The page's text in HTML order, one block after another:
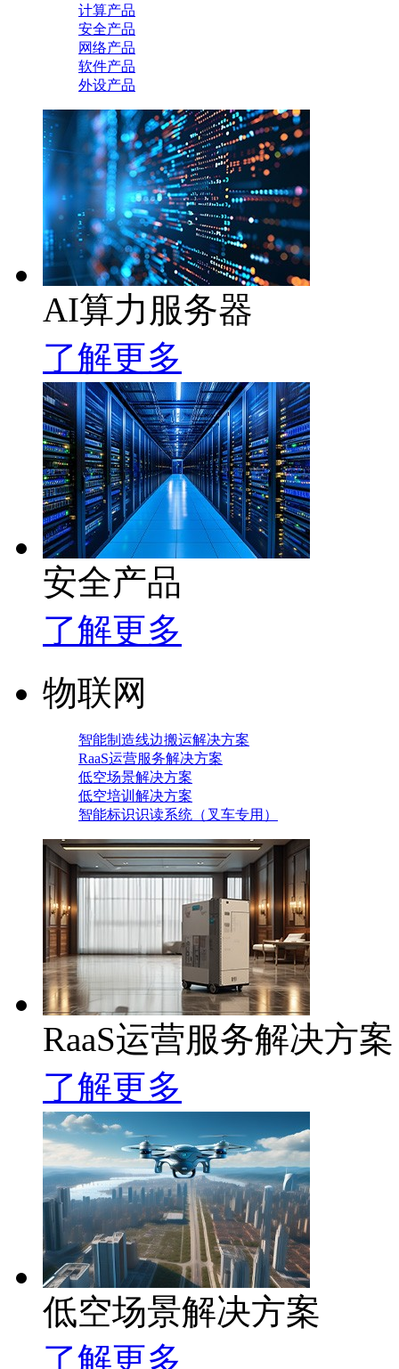
计算产品
安全产品
网络产品
软件产品
外设产品
AI算力服务器
了解更多
安全产品
了解更多
物联网
智能制造线边搬运解决方案
RaaS运营服务解决方案
低空场景解决方案
低空培训解决方案
智能标识识读系统（叉车专用）
RaaS运营服务解决方案
了解更多
低空场景解决方案
了解更多